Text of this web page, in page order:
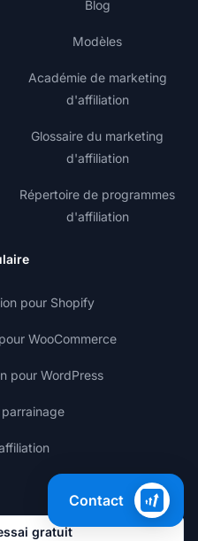
Blog
Modèles
Académie de marketing
d'affiliation
Glossaire du marketing
d'affiliation
Répertoire de programmes
d'affiliation
pour Shopify
WooCommerce
pour WordPress
gratuit
Contact